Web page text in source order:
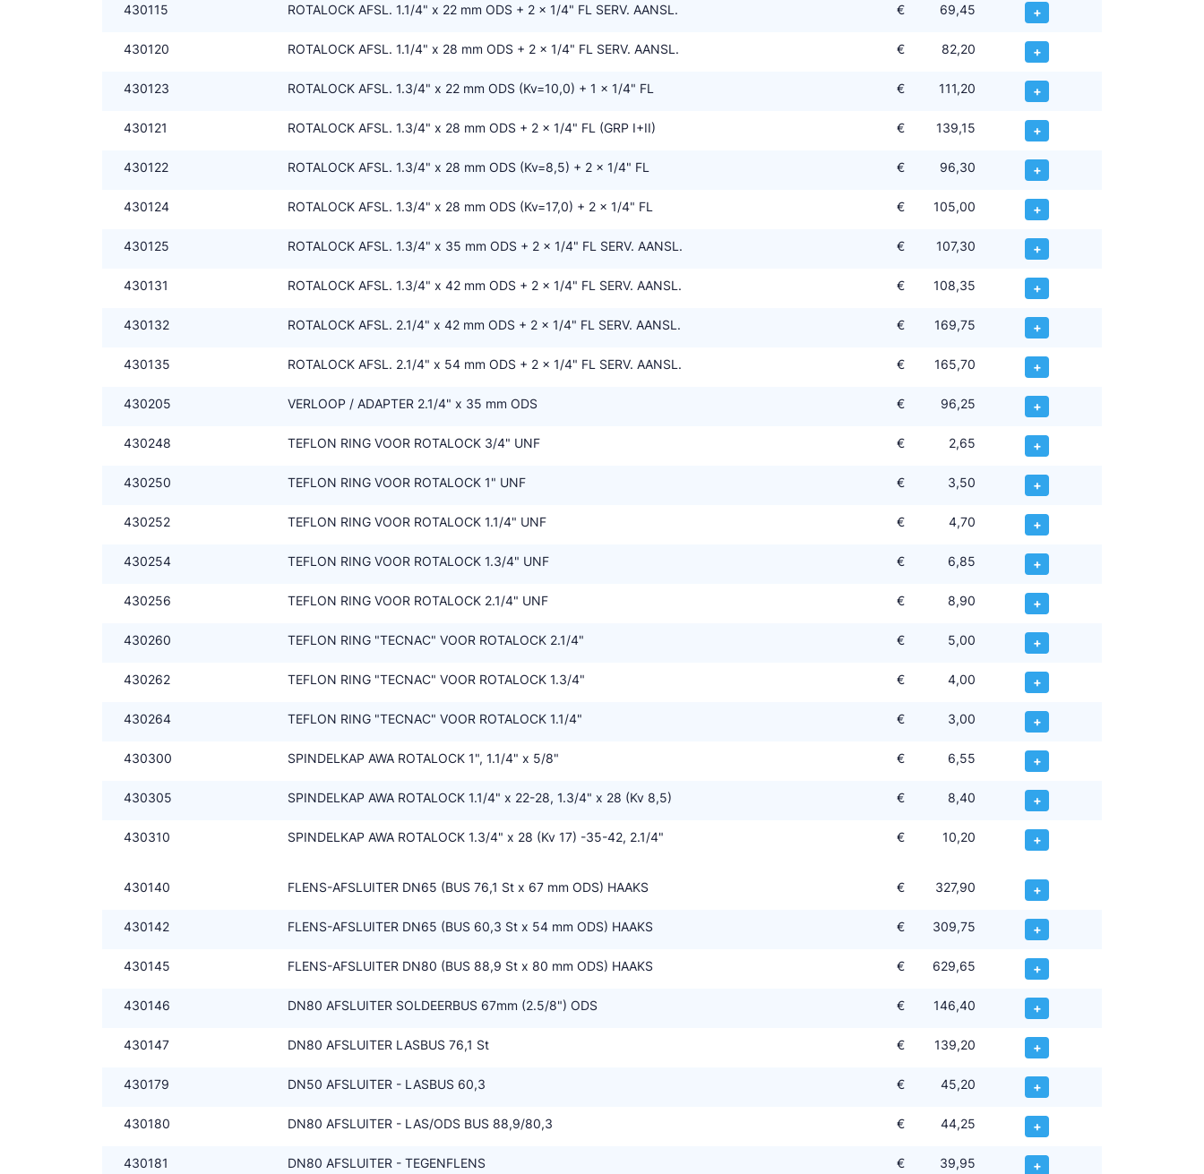
430115 ROTALOCK AFSL. 1.1/4" x 22 mm ODS + 2 x 1/4" FL SERV. AANSL. € 69,45 +
430120 ROTALOCK AFSL. 1.1/4" x 28 mm ODS + 2 x 1/4" FL SERV. AANSL. € 82,20 +
430123 ROTALOCK AFSL. 1.3/4" x 22 mm ODS (Kv=10,0) + 1 x 1/4" FL € 111,20 +
430121 ROTALOCK AFSL. 1.3/4" x 28 mm ODS + 2 x 1/4" FL (GRP I+II) € 139,15 +
430122 ROTALOCK AFSL. 1.3/4" x 28 mm ODS (Kv=8,5) + 2 x 1/4" FL € 96,30 +
430124 ROTALOCK AFSL. 1.3/4" x 28 mm ODS (Kv=17,0) + 2 x 1/4" FL € 105,00 +
430125 ROTALOCK AFSL. 1.3/4" x 35 mm ODS + 2 x 1/4" FL SERV. AANSL. € 107,30 +
430131 ROTALOCK AFSL. 1.3/4" x 42 mm ODS + 2 x 1/4" FL SERV. AANSL. € 108,35 +
430132 ROTALOCK AFSL. 2.1/4" x 42 mm ODS + 2 x 1/4" FL SERV. AANSL. € 169,75 +
430135 ROTALOCK AFSL. 2.1/4" x 54 mm ODS + 2 x 1/4" FL SERV. AANSL. € 165,70 +
430205 VERLOOP / ADAPTER 2.1/4" x 35 mm ODS € 96,25 +
430248 TEFLON RING VOOR ROTALOCK 3/4" UNF € 2,65 +
430250 TEFLON RING VOOR ROTALOCK 1" UNF € 3,50 +
430252 TEFLON RING VOOR ROTALOCK 1.1/4" UNF € 4,70 +
430254 TEFLON RING VOOR ROTALOCK 1.3/4" UNF € 6,85 +
430256 TEFLON RING VOOR ROTALOCK 2.1/4" UNF € 8,90 +
430260 TEFLON RING "TECNAC" VOOR ROTALOCK 2.1/4" € 5,00 +
430262 TEFLON RING "TECNAC" VOOR ROTALOCK 1.3/4" € 4,00 +
430264 TEFLON RING "TECNAC" VOOR ROTALOCK 1.1/4" € 3,00 +
430300 SPINDELKAP AWA ROTALOCK 1", 1.1/4" x 5/8" € 6,55 +
430305 SPINDELKAP AWA ROTALOCK 1.1/4" x 22-28, 1.3/4" x 28 (Kv 8,5) € 8,40 +
430310 SPINDELKAP AWA ROTALOCK 1.3/4" x 28 (Kv 17) -35-42, 2.1/4" € 10,20 +
430140 FLENS-AFSLUITER DN65 (BUS 76,1 St x 67 mm ODS) HAAKS € 327,90 +
430142 FLENS-AFSLUITER DN65 (BUS 60,3 St x 54 mm ODS) HAAKS € 309,75 +
430145 FLENS-AFSLUITER DN80 (BUS 88,9 St x 80 mm ODS) HAAKS € 629,65 +
430146 DN80 AFSLUITER SOLDEERBUS 67mm (2.5/8") ODS € 146,40 +
430147 DN80 AFSLUITER LASBUS 76,1 St € 139,20 +
430179 DN50 AFSLUITER - LASBUS 60,3 € 45,20 +
430180 DN80 AFSLUITER - LAS/ODS BUS 88,9/80,3 € 44,25 +
430181 DN80 AFSLUITER - TEGENFLENS € 39,95 +